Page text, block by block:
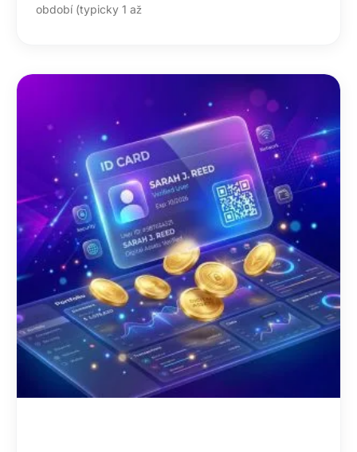
období (typicky 1 až